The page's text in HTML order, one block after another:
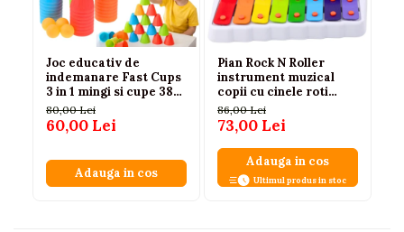
Joc educativ de
indemanare Fast Cups
3 in 1 mingi si cupe 38
piese, 3 ani+
80,00 Lei
60,00 Lei
Adauga in cos
Pian Rock N Roller
instrument muzical
copii cu cinele roti
rotative colorat
86,00 Lei
73,00 Lei
Adauga in cos
Ultimul produs in stoc